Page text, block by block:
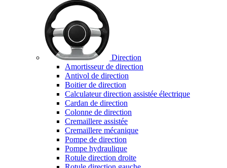
Direction
Amortisseur de direction
Antivol de direction
Boitier de direction
Calculateur direction assistée électrique
Cardan de direction
Colonne de direction
Cremaillere assistée
Cremaillere mécanique
Pompe de direction
Pompe hydraulique
Rotule direction droite